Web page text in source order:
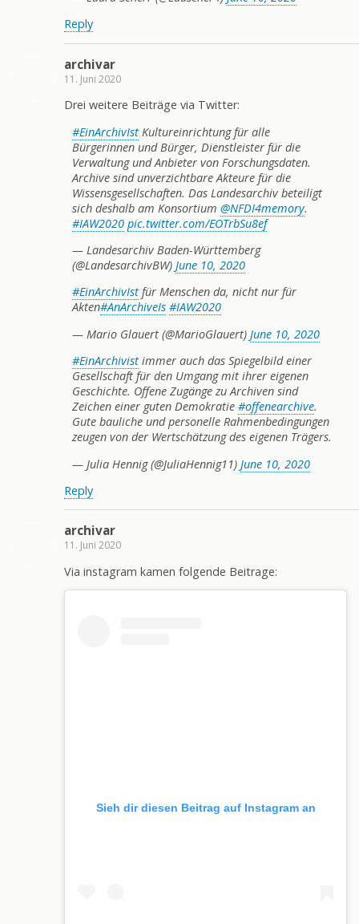
Reply
archivar
11. Juni 2020
Drei weitere Beiträge via Twitter:
#EinArchivIst Kultureinrichtung für alle
Bürgerinnen und Bürger, Dienstleister für die
Verwaltung und Anbieter von Forschungsdaten.
Archive sind unverzichtbare Akteure für die
Wissensgesellschaften. Das Landesarchiv beteiligt
sich deshalb am Konsortium @NFDI4memory.
#IAW2020 pic.twitter.com/EOTrbSu8ef
— Landesarchiv Baden-Württemberg
(@LandesarchivBW) June 10, 2020
#EinArchivIst für Menschen da, nicht nur für
Akten#AnArchiveIs #IAW2020
— Mario Glauert (@MarioGlauert) June 10, 2020
#EinArchivist immer auch das Spiegelbild einer
Gesellschaft für den Umgang mit ihrer eigenen
Geschichte. Offene Zugänge zu Archiven sind
Zeichen einer guten Demokratie #offenearchive.
Gute bauliche und personelle Rahmenbedingungen
zeugen von der Wertschätzung des eigenen Trägers.
— Julia Hennig (@JuliaHennig11) June 10, 2020
Reply
archivar
11. Juni 2020
Via instagram kamen folgende Beitrage:
Sieh dir diesen Beitrag auf Instagram an